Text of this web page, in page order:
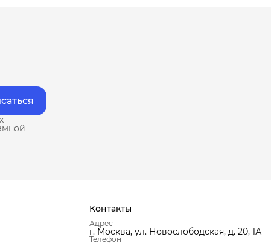
Контакты
Адрес
г. Москва, ул. Новослободская, д. 20, 1А
Телефон